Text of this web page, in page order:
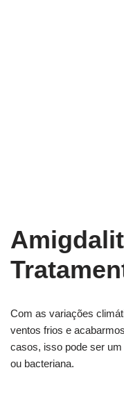
Com as variações
ventos frios e
casos, isso pode ser
ou bacteriana.